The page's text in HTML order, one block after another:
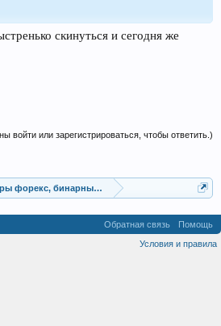
скинуться и сегодня же
войти или зарегистрироваться, чтобы ответить.)
форекс, бинарных опционов, ММВБ
Обратная связь
Помощь
Условия и правила